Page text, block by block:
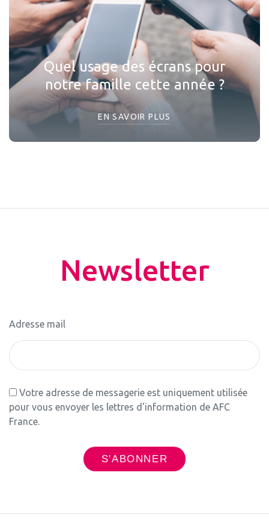
Quel usage des écrans pour
notre famille cette année ?
EN SAVOIR PLUS
Newsletter
Adresse mail
Votre adresse de messagerie est uniquement utilisée
pour vous envoyer les lettres d'information de AFC
France.